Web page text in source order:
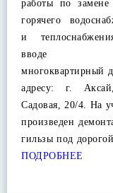
работы по замене
горячего
и
многоквартирный
адресу: г.
Садовая, 20/4. На
произведен
гильзы под
ПОДРОБНЕЕ